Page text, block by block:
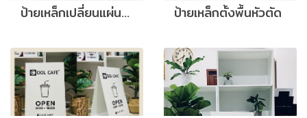
ป้ายเหล็กเปลี่ยนแผ่นป้ายได้ ป้ายเหล็กตั้งพื้นหัวตัด